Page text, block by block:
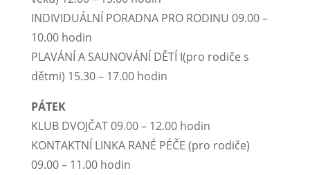
INDIVIDUÁLNÍ PORADNA PRO RODINU 09.00 –
10.00 hodin
PLAVÁNÍ A SAUNOVÁNÍ DĚTÍ I(pro rodiče s
dětmi) 15.30 – 17.00 hodin
PÁTEK
KLUB DVOJČAT 09.00 – 12.00 hodin
KONTAKTNÍ LINKA RANÉ PÉČE (pro rodiče)
09.00 – 11.00 hodin